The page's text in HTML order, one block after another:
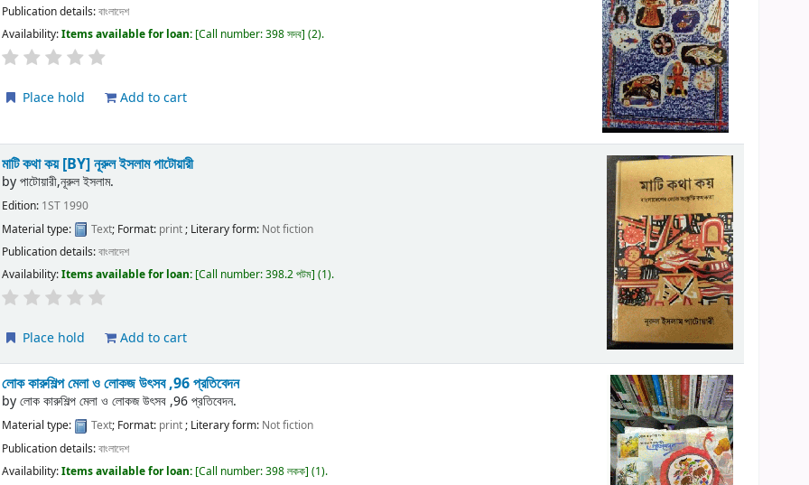
Publication details:বাংলাদেশ
Availability:Items available for loan: Call number:398 সদব (2).
Place hold Add to cart
মাটি কথা কয়[BY] নূরুল ইসলাম পাটোয়ারী
byপাটোয়ারী,নূরুল ইসলাম.
Edition: 1ST 1990
Material type:
Text; Format: print ; Literary form: Not fiction
Publication details:বাংলাদেশ
Availability:Items available for loan: Call number:398.2 পটম (1).
Place hold Add to cart
লোক কারুশিল্প মেলা ও লোকজ উৎসব ,96 প্রতিবেদন
byলোক কারুশিল্প মেলা ও লোকজ উৎসব ,96 প্রতিবেদন.
Material type: Text; Format: print; Literary form: Not fiction
Publication details:বাংলাদেশ
Availability:Items available for loan: Call number:398 লকক (1).